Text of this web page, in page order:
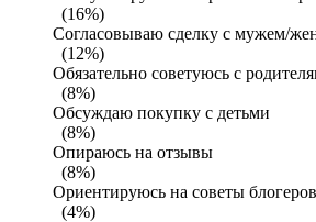
(16%)
Согласовываю сделку с мужем/
(12%)
Обязательно советуюсь с
(8%)
Обсуждаю покупку с детьми
(8%)
Опираюсь на отзывы
(8%)
Ориентируюсь на советы блогеров
(4%)